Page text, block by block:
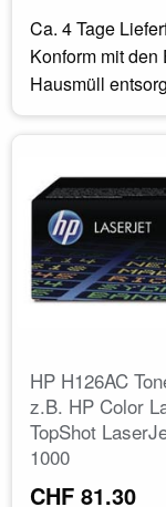
Ca. 4 Tage
Konform mit
Hausmüll
HP H126AC
z.B. HP Color
TopShot
1000
CHF 81.30